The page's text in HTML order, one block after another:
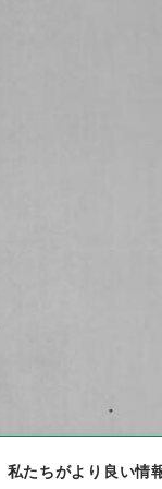
私たちがより良い情